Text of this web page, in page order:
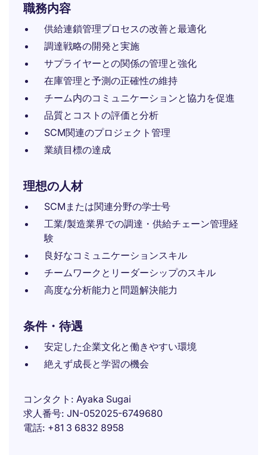
職務内容
供給連鎖管理プロセスの改善と最適化
調達戦略の開発と実施
サプライヤーとの関係の管理と強化
在庫管理と予測の正確性の維持
チーム内のコミュニケーションと協力を促進
品質とコストの評価と分析
SCM関連のプロジェクト管理
業績目標の達成
理想の人材
SCMまたは関連分野の学士号
工業/製造業界での調達・供給チェーン管理経
験
良好なコミュニケーションスキル
チームワークとリーダーシップのスキル
高度な分析能力と問題解決能力
条件・待遇
安定した企業文化と働きやすい環境
絶えず成長と学習の機会
コンタクト
Ayaka Sugai
求人番号 JN-052025-6749680
電話 +81 3 6832 8958